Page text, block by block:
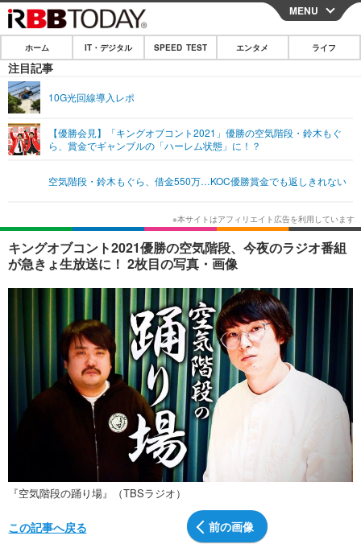
CLOSE
ホーム
IT・デジタル
ネタ ガジェット・ツール
ショッピング その他
SPEED TEST
エンタメ
エンタメTOP 映画・ドラマ
韓国・芸能
音楽 スポーツ
ショッピング その他
ライフTOP グルメ
ペット ショッピング
その他
リリース一覧
プッシュ通知の停止方法
MENU
ホーム IT・デジタル SPEED TEST エンタメ ライフ
注目記事
10G光回線導入レポ
【優勝会見】「キングオブコント2021」優勝の空気階段・鈴木もぐ
ら、賞金でギャンブルの「ハーレム状態」に！？
空気階段・鈴木もぐら、借金550万…KOC優勝賞金でも返しきれない
キングオブコント2021優勝の空気階段、今夜のラジオ番組
が急きょ生放送に！ 2枚目の写真・画像
『空気階段の踊り場』（TBSラジオ）
前の画像
この記事へ戻る